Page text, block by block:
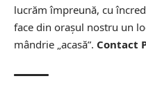
lucrăm împreună, cu
face din orașul nostru un
mândrie „acasă”. Contact